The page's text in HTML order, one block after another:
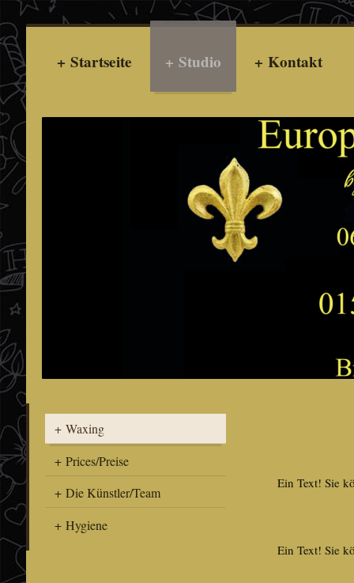
Startseite Studio Kontakt
Ein Text! Sie
Ein Text! Sie
Waxing
Prices/Preise
Die Künstler/Team
Hygiene